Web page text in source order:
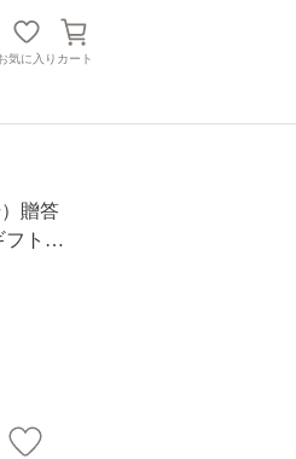
気に入り カート
贈答
ト